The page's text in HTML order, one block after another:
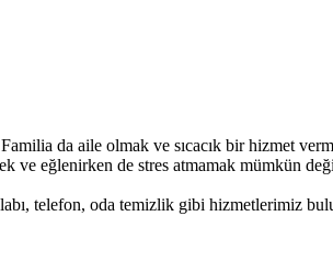
da aile olmak ve sıcacık bir hizmet
ve eğlenirken de stres atmamak mümkün
telefon, oda temizlik gibi hizmetlerimiz